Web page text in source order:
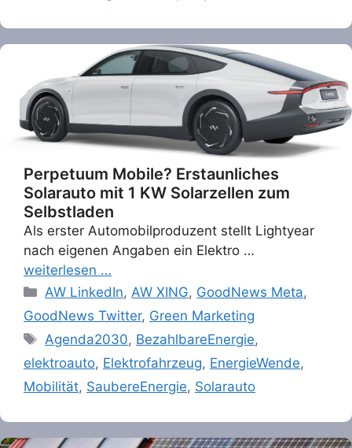
Perpetuum Mobile? Erstaunliches
Solarauto mit 1 KW Solarzellen zum
Selbstladen
Als erster Automobilproduzent stellt Lightyear
nach eigenen Angaben ein Elektro …
weiterlesen …
Categories
AW LinkedIn,AW XING, GoodNews Meta,
GoodNews Twitter, Green Marketing
Tags
Agenda2030, BezahlbareEnergie,
elektroauto, Elektrofahrzeug, EnergieWende,
Mobilität, SaubereEnergie, Solarauto